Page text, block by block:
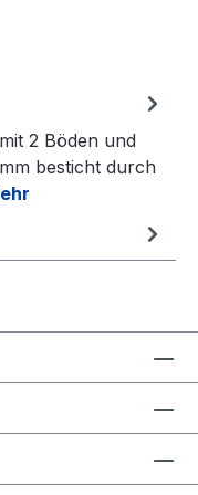
2 Böden und
besticht durch